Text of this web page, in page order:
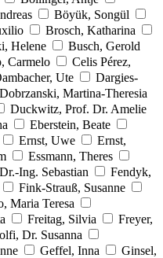
Böyük, Songül
Brosch, Katharina
Helene
Busch, Gerold
Carmelo
Celis Pérez,
Ute
Dargies-
Dobrzanski, Martina-Theresia
Duckwitz, Prof. Dr. Amelie
Eberstein, Beate
Ernst, Uwe
Ernst,
Essmann, Theres
Ing. Sebastian
Fendyk,
Fink-Strauß, Susanne
Maria Teresa
Freitag, Silvia
Freyer,
Dr. Susanna
Geffel, Inna
Ginsel,